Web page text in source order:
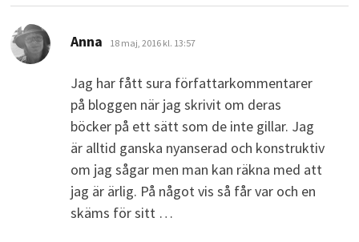
Anna skriver:
18 maj, 2016 kl. 13:57
Jag har fått sura författarkommentarer
på bloggen när jag skrivit om deras
böcker på ett sätt som de inte gillar. Jag
är alltid ganska nyanserad och konstruktiv
om jag sågar men man kan räkna med att
jag är ärlig. På något vis så får var och en
skäms för sitt …